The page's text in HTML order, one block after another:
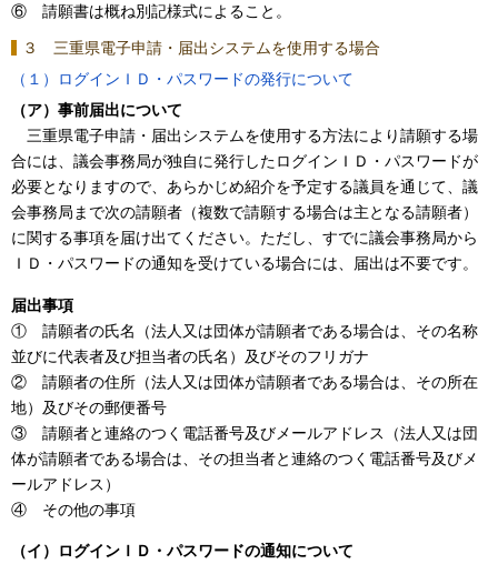
⑥ 請願書は概ね別記様式によること。
３ 三重県電子申請・届出システムを使用する場合
（１）ログインＩＤ・パスワードの発行について
（ア）事前届出について
三重県電子申請・届出システムを使用する方法により請願する場
合には、議会事務局が独自に発行したログインＩＤ・パスワードが
必要となりますので、あらかじめ紹介を予定する議員を通じて、議
会事務局まで次の請願者（複数で請願する場合は主となる請願者）
に関する事項を届け出てください。ただし、すでに議会事務局から
ＩＤ・パスワードの通知を受けている場合には、届出は不要です。
届出事項
① 請願者の氏名（法人又は団体が請願者である場合は、その名称
並びに代表者及び担当者の氏名）及びそのフリガナ
② 請願者の住所（法人又は団体が請願者である場合は、その所在
地）及びその郵便番号
③ 請願者と連絡のつく電話番号及びメールアドレス（法人又は団
体が請願者である場合は、その担当者と連絡のつく電話番号及びメ
ールアドレス）
④ その他の事項
（イ）ログインＩＤ・パスワードの通知について